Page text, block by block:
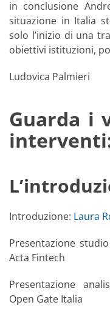
in conclusione
situazione in Italia
solo l’inizio di una
obiettivi istituzioni,
Ludovica Palmieri
Guarda i
Introduzione: Laura
Presentazione
Acta Fintech
Presentazione
Open Gate Italia